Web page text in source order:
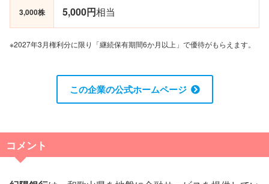
3,000株 5,000円相当
※2027年3月権利分に限り「継続保有期間6か月以上」で優待がもらえます。
この企業の公式ホームページ
コメント